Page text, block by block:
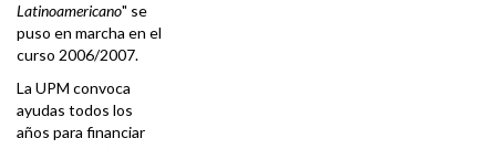
Latinoamericano" se
puso en marcha en el
curso 2006/2007.
La UPM convoca
ayudas todos los
años para financiar